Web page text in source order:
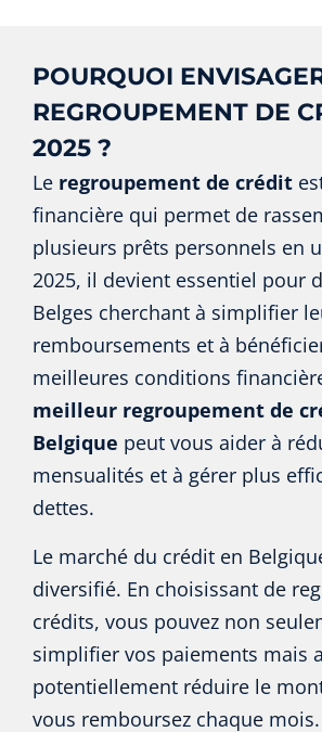
POURQUOI
REGROUPEMENT DE
2025 ?
Le regroupement de crédit
financière qui permet de
plusieurs prêts personnels en
2025, il devient essentiel pour
Belges cherchant à simplifier
remboursements et à
meilleures conditions
meilleur regroupement de
Belgique peut vous aider à
mensualités et à gérer plus
dettes.
Le marché du crédit en
diversifié. En choisissant de
crédits, vous pouvez non
simplifier vos paiements mais
potentiellement réduire le
vous remboursez chaque mois.